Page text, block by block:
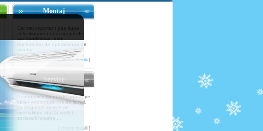
Montaj
Cel mai important pas dupa
achizitionarea unui aparat de
aer conditionat, este
reprezentat de operatiunea de
montaj...
[ citeste detalii ]
Service
Pentru orice model de aparat pe
care-l veti achizitiona de la noi,
va asiguram service de
specialitate atat la sediul
societatii noastre....
[ citeste detalii ]